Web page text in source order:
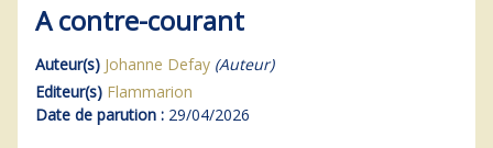
A contre-courant
Auteur(s) Johanne Defay (Auteur)
Editeur(s) Flammarion
Date de parution : 29/04/2026